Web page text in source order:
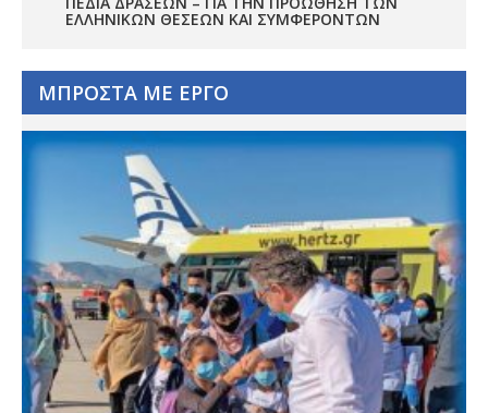
ΕΛΛΗΝΙΚΏΝ ΘΈΣΕΩΝ ΚΑΙ ΣΥΜΦΕΡΌΝΤΩΝ
ΜΠΡΟΣΤΑ ΜΕ ΕΡΓΟ